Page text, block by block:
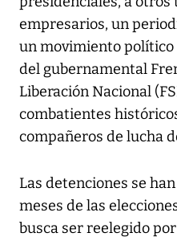
empresarios, un
un movimiento
del gubernamental
Liberación Nacional
combatientes
compañeros de lucha
Las detenciones se
meses de las
busca ser reelegido